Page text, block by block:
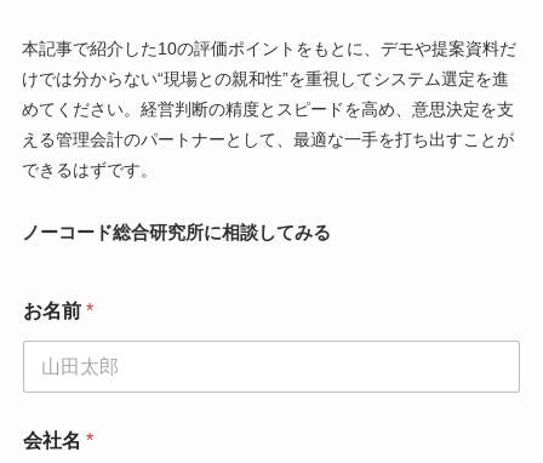
本記事で紹介した10の評価ポイントをもとに、デモや提案資料だ
けでは分からない“現場との親和性”を重視してシステム選定を進
めてください。経営判断の精度とスピードを高め、意思決定を支
える管理会計のパートナーとして、最適な一手を打ち出すことが
できるはずです。
ノーコード総合研究所に相談してみる
名
前
ア
ド
お名前 *
会社名 *